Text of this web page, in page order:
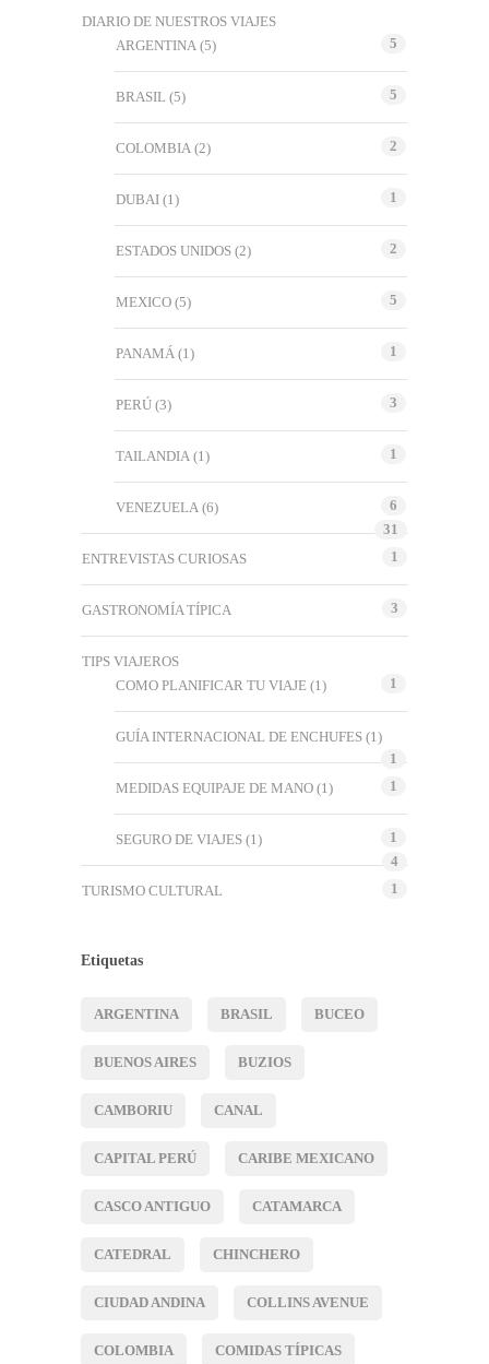
DIARIO DE NUESTROS VIAJES
ARGENTINA (5) 5
BRASIL (5) 5
COLOMBIA (2) 2
DUBAI (1) 1
ESTADOS UNIDOS (2) 2
MEXICO (5) 5
PANAMÁ (1) 1
PERÚ (3) 3
TAILANDIA (1) 1
VENEZUELA (6)
6
31
ENTREVISTAS CURIOSAS
1
GASTRONOMÍA TÍPICA 3
TIPS VIAJEROS
COMO PLANIFICAR TU VIAJE (1) 1
GUÍA INTERNACIONAL DE ENCHUFES (1)
1
MEDIDAS EQUIPAJE DE MANO (1) 1
SEGURO DE VIAJES (1)
1
4
TURISMO CULTURAL
1
Etiquetas
ARGENTINA BRASIL BUCEO
BUENOS AIRES BUZIOS
CAMBORIU CANAL
CAPITAL PERÚ CARIBE MEXICANO
CASCO ANTIGUO CATAMARCA
CATEDRAL CHINCHERO
CIUDAD ANDINA COLLINS AVENUE
COLOMBIA COMIDAS TÍPICAS